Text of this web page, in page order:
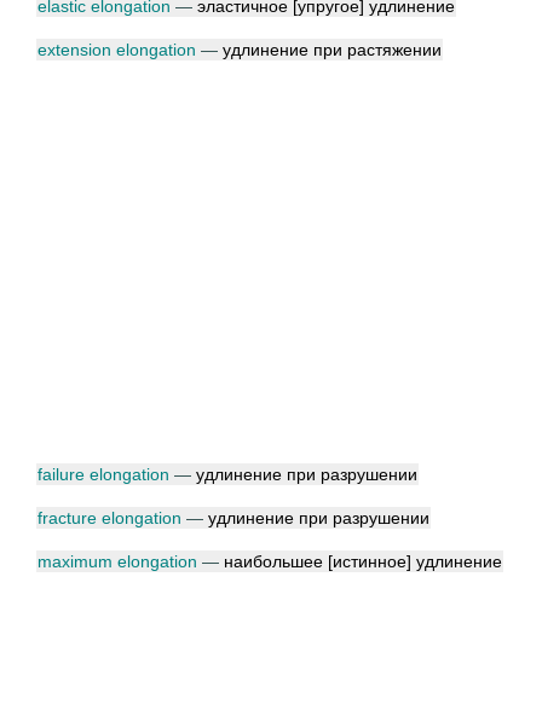
elastic elongation — эластичное [упругое] удлинение
extension elongation — удлинение при растяжении
failure elongation — удлинение при разрушении
fracture elongation — удлинение при разрушении
maximum elongation — наибольшее [истинное] удлинение